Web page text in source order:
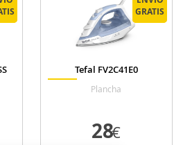
GRATIS
GRATIS
Tefal FV2C41E0
Plancha
28
€